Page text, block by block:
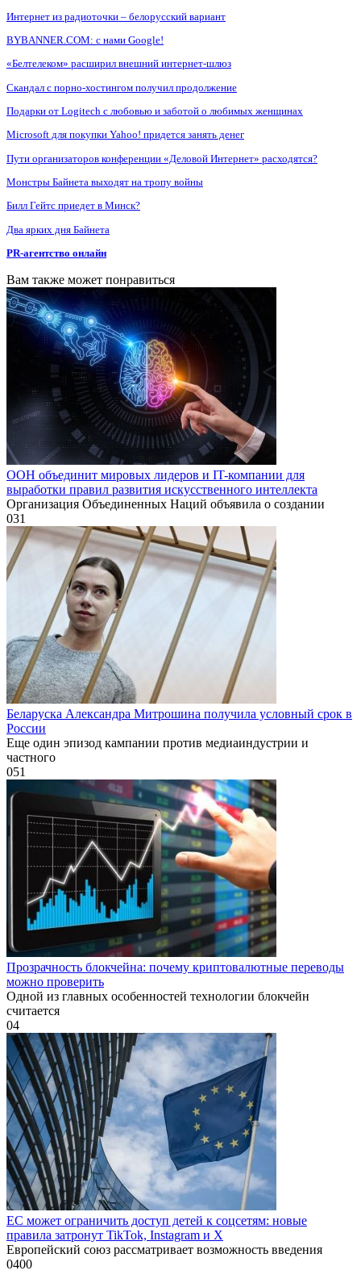
Интернет из радиоточки – белорусский вариант
BYBANNER.COM: c нами Google!
«Белтелеком» расширил внешний интернет-шлюз
Скандал с порно-хостингом получил продолжение
Подарки от Logitech с любовью и заботой о любимых женщинах
Microsoft для покупки Yahoo! придется занять денег
Пути организаторов конференции «Деловой Интернет» расходятся?
Монстры Байнета выходят на тропу войны
Билл Гейтс приедет в Минск?
Два ярких дня Байнета
PR-агентство онлайн
Вам также может понравиться
ООН объединит мировых лидеров и IT-компании для
выработки правил развития искусственного интеллекта
Организация Объединенных Наций объявила о создании
031
Беларуска Александра Митрошина получила условный срок в
России
Еще один эпизод кампании против медиаиндустрии и
частного
051
Прозрачность блокчейна: почему криптовалютные переводы
можно проверить
Одной из главных особенностей технологии блокчейн
считается
04
ЕС может ограничить доступ детей к соцсетям: новые
правила затронут TikTok, Instagram и X
Европейский союз рассматривает возможность введения
0400